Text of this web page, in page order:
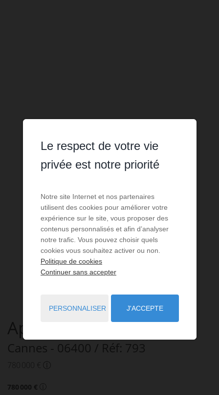
Appartementà vendre
Cannes - 06400 / Réf: 793
780 000 €
780 000 €
Le respect de votre vie
privée est notre priorité
Notre site Internet et nos partenaires
utilisent des cookies pour améliorer votre
expérience sur le site, vous proposer des
contenus personnalisés et afin d’analyser
notre trafic. Vous pouvez choisir quels
cookies vous souhaitez activer ou non.
Politique de cookies
Continuer sans accepter
PERSONNALISER J'ACCEPTE